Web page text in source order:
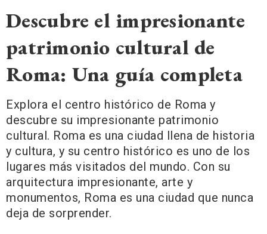
Descubre el impresionante
patrimonio cultural de
Roma: Una guía completa
Explora el centro histórico de Roma y
descubre su impresionante patrimonio
cultural. Roma es una ciudad llena de historia
y cultura, y su centro histórico es uno de los
lugares más visitados del mundo. Con su
arquitectura impresionante, arte y
monumentos, Roma es una ciudad que nunca
deja de sorprender.